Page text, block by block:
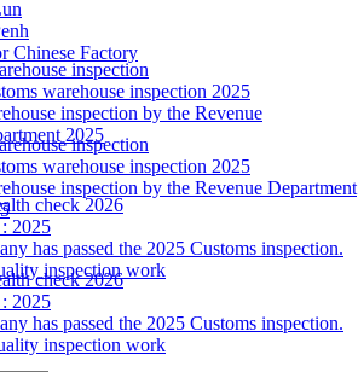
Chinese Factory
inspection
warehouse inspection 2025
inspection by the Revenue Department
check 2026
2025
has passed the 2025 Customs inspection.
inspection work
inspection
warehouse inspection 2025
inspection by the Revenue
2025
check 2026
2025
has passed the 2025 Customs inspection.
inspection work